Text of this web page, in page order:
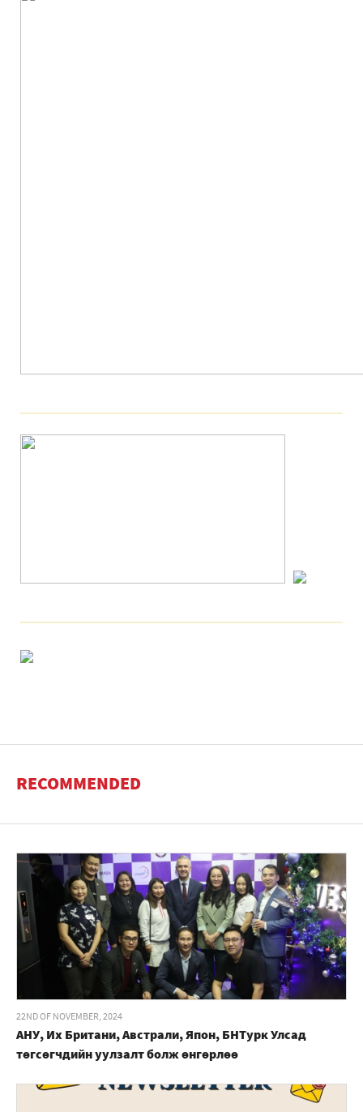
RECOMMENDED
22ND OF NOVEMBER, 2024
АНУ, Их Британи, Австрали, Япон, БНТурк Улсад
төгсөгчдийн уулзалт болж өнгөрлөө